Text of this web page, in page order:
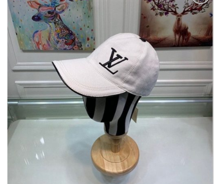
Add to
wishlist